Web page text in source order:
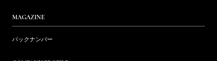
MAGAZINE
バックナンバー